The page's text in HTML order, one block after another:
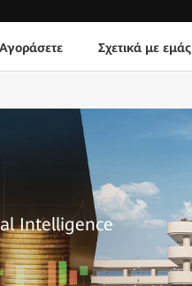
Σχετικά με εμάς
Intelligence